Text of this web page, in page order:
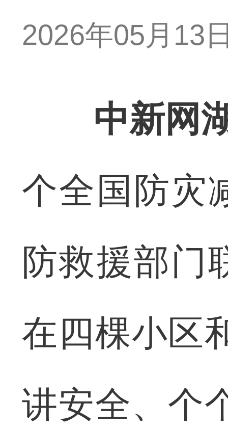
2026年05月13
中新网
个全国防灾
防救援部门
在四棵小区
讲安全、个